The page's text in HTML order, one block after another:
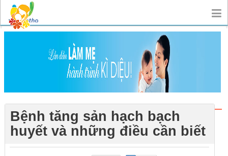
Bệnh tăng sản hạch bạch
huyết và những điều cần biết